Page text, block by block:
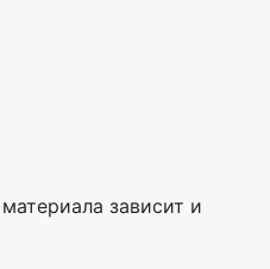
зависит и